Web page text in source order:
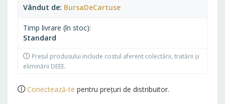
Vândut de BursaDeCartuse
Timp livrare (în stoc)
Standard
Prețul produsului include costul aferent colectării, tratării și
eliminării DEEE.
Conectează-te pentru prețuri de distribuitor.